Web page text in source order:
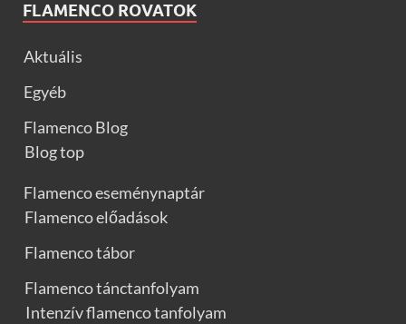
FLAMENCO ROVATOK
Aktuális
Egyéb
Flamenco Blog
Blog top
Flamenco eseménynaptár
Flamenco előadások
Flamenco tábor
Flamenco tánctanfolyam
Intenzív flamenco tanfolyam